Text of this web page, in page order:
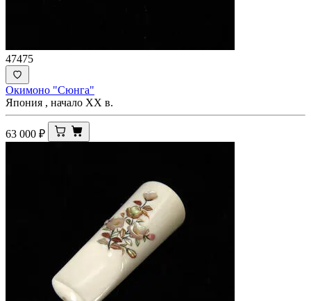
47475
Окимоно "Сюнга"
Япония , начало ХХ в.
63 000 ₽